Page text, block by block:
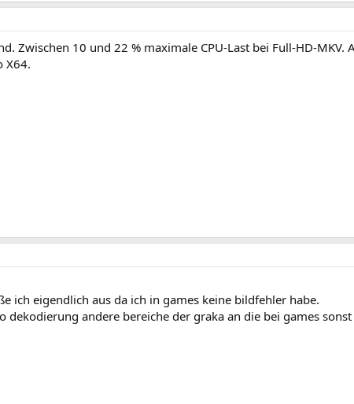
Zwischen 10 und 22 % maximale CPU-Last bei Full-HD-
X64.
ich eigendlich aus da ich in games keine bildfehler habe.
dekodierung andere bereiche der graka an die bei games